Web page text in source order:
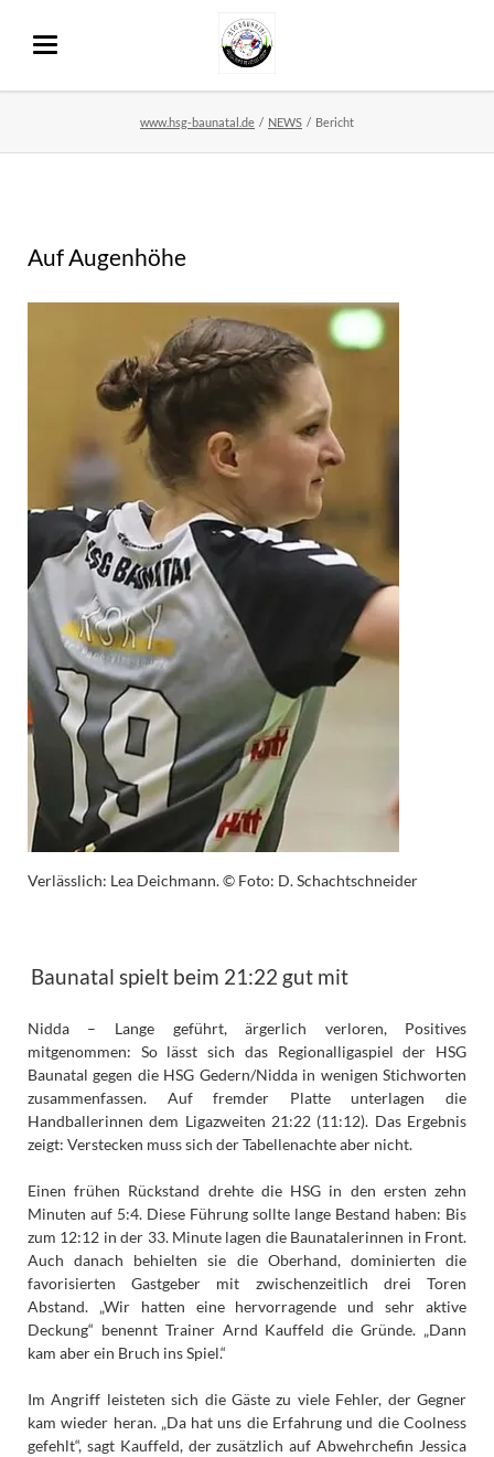
www.hsg-baunatal.de NEWS Bericht
Auf Augenhöhe
Verlässlich: Lea Deichmann. © Foto: D. Schachtschneider
Baunatal spielt beim 21:22 gut mit
Nidda – Lange geführt, ärgerlich verloren, Positives
mitgenommen: So lässt sich das Regionalligaspiel der HSG
Baunatal gegen die HSG Gedern/Nidda in wenigen Stichworten
zusammenfassen. Auf fremder Platte unterlagen die
Handballerinnen dem Ligazweiten 21:22 (11:12). Das Ergebnis
zeigt: Verstecken muss sich der Tabellenachte aber nicht.
Einen frühen Rückstand drehte die HSG in den ersten zehn
Minuten auf 5:4. Diese Führung sollte lange Bestand haben: Bis
zum 12:12 in der 33. Minute lagen die Baunatalerinnen in Front.
Auch danach behielten sie die Oberhand, dominierten die
favorisierten Gastgeber mit zwischenzeitlich drei Toren
Abstand. „Wir hatten eine hervorragende und sehr aktive
Deckung“ benennt Trainer Arnd Kauffeld die Gründe. „Dann
kam aber ein Bruch ins Spiel.“
Im Angriff leisteten sich die Gäste zu viele Fehler, der Gegner
kam wieder heran. „Da hat uns die Erfahrung und die Coolness
gefehlt“, sagt Kauffeld, der zusätzlich auf Abwehrchefin Jessica